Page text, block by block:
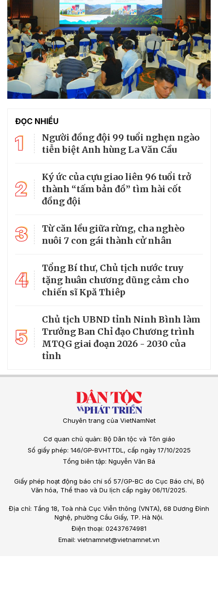
ĐỌC NHIỀU
1
Người đồng đội 99 tuổi nghẹn ngào
tiễn biệt Anh hùng La Văn Cầu
2
Ký ức của cựu giao liên 96 tuổi trở
thành “tấm bản đồ” tìm hài cốt
đồng đội
3
Từ căn lều giữa rừng, cha nghèo
nuôi 7 con gái thành cử nhân
4
Tổng Bí thư, Chủ tịch nước truy
tặng huân chương dũng cảm cho
chiến sĩ Kpă Thiêp
5
Chủ tịch UBND tỉnh Ninh Bình làm
Trưởng Ban Chỉ đạo Chương trình
MTQG giai đoạn 2026 - 2030 của
tỉnh
Chuyên trang của VietNamNet
Cơ quan chủ quản: Bộ Dân tộc và Tôn giáo
Số giấy phép: 146/GP-BVHTTDL, cấp ngày 17/10/2025
Tổng biên tập: Nguyễn Văn Bá
Giấy phép hoạt động báo chí số 57/GP-BC do Cục Báo chí, Bộ
Văn hóa, Thể thao và Du lịch cấp ngày 06/11/2025.
Địa chỉ: Tầng 18, Toà nhà Cục Viễn thông (VNTA), 68 Dương Đình
Nghệ, phường Cầu Giấy, TP. Hà Nội.
Điện thoại: 02437674981
Email: vietnamnet@vietnamnet.vn